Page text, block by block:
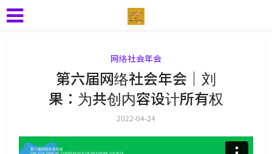
网络社会年会
第六届网络社会年会｜刘
果：为共创内容设计所有权
2022-04-24